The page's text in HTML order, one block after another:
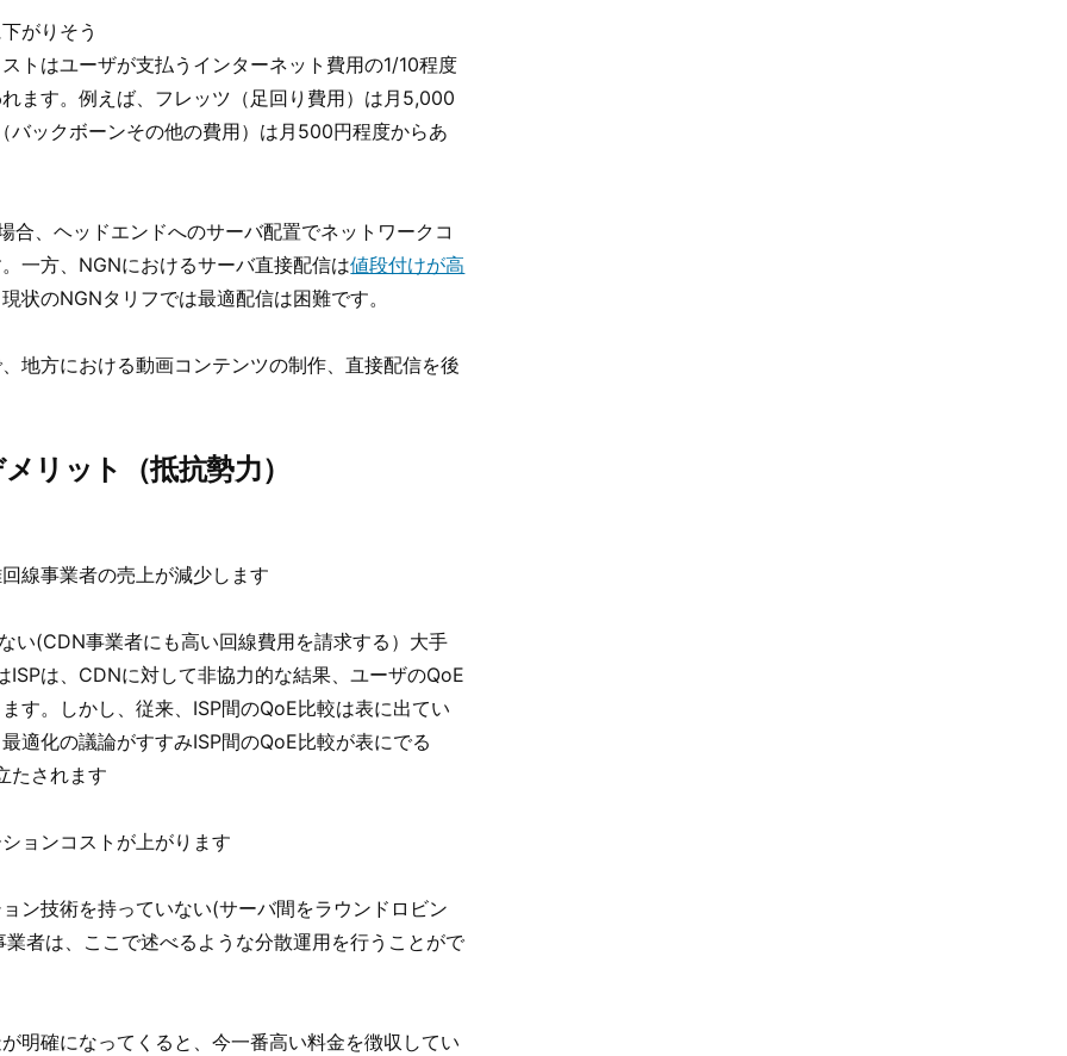
がりそう
トはユーザが支払うインターネット費用の1/10程度
ます。例えば、フレッツ（足回り費用）は月5,000
バックボーンその他の費用）は月500円程度からあ
合、ヘッドエンドへのサーバ配置でネットワークコ
一方、NGNにおけるサーバ直接配信は値段付けが高
状のNGNタリフでは最適配信は困難です。
地方における動画コンテンツの制作、直接配信を後
リット（抵抗勢力）
線事業者の売上が減少します
い(CDN事業者にも高い回線費用を請求する）大手
ISPは、CDNに対して非協力的な結果、ユーザのQoE
す。しかし、従来、ISP間のQoE比較は表に出てい
適化の議論がすすみISP間のQoE比較が表にでる
たされます
ョンコストが上がります
ン技術を持っていない(サーバ間をラウンドロビン
者は、ここで述べるような分散運用を行うことがで
明確になってくると、今一番高い料金を徴収してい